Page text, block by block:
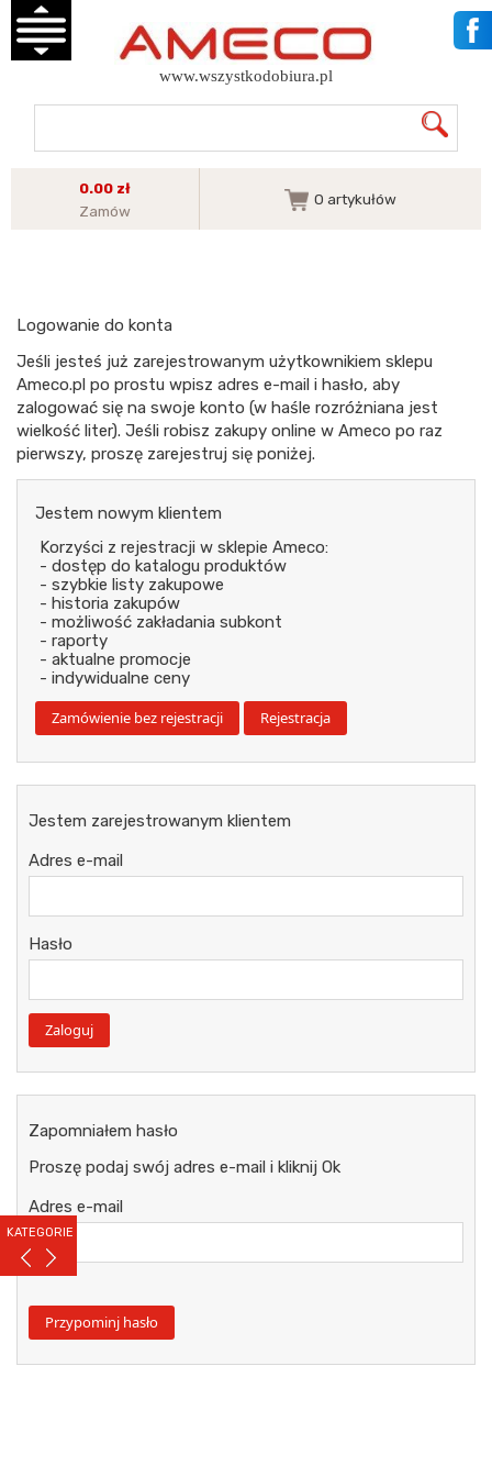
KATEGORIE
www.wszystkodobiura.pl
0.00 zł
Zamów
0 artykułów
Logowanie do konta
Jeśli jesteś już zarejestrowanym użytkownikiem sklepu
Ameco.pl po prostu wpisz adres e-mail i hasło, aby
zalogować się na swoje konto (w haśle rozróżniana jest
wielkość liter). Jeśli robisz zakupy online w Ameco po raz
pierwszy, proszę zarejestruj się poniżej.
Jestem nowym klientem
Korzyści z rejestracji w sklepie Ameco:
- dostęp do katalogu produktów
- szybkie listy zakupowe
- historia zakupów
- możliwość zakładania subkont
- raporty
- aktualne promocje
- indywidualne ceny
Jestem zarejestrowanym klientem
Adres e-mail
Hasło
Zapomniałem hasło
Proszę podaj swój adres e-mail i kliknij Ok
Adres e-mail